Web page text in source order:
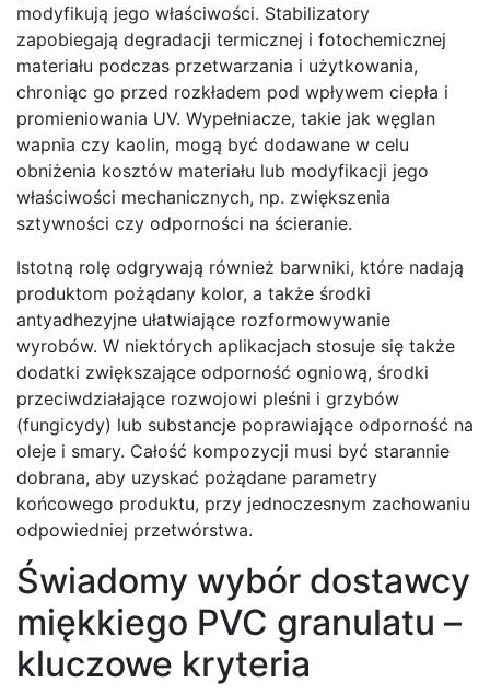
modyfikują jego właściwości. Stabilizatory
zapobiegają degradacji termicznej i fotochemicznej
materiału podczas przetwarzania i użytkowania,
chroniąc go przed rozkładem pod wpływem ciepła i
promieniowania UV. Wypełniacze, takie jak węglan
wapnia czy kaolin, mogą być dodawane w celu
obniżenia kosztów materiału lub modyfikacji jego
właściwości mechanicznych, np. zwiększenia
sztywności czy odporności na ścieranie.
Istotną rolę odgrywają również barwniki, które nadają
produktom pożądany kolor, a także środki
antyadhezyjne ułatwiające rozformowywanie
wyrobów. W niektórych aplikacjach stosuje się także
dodatki zwiększające odporność ogniową, środki
przeciwdziałające rozwojowi pleśni i grzybów
(fungicydy) lub substancje poprawiające odporność na
oleje i smary. Całość kompozycji musi być starannie
dobrana, aby uzyskać pożądane parametry
końcowego produktu, przy jednoczesnym zachowaniu
odpowiedniej przetwórstwa.
Świadomy wybór dostawcy
miękkiego PVC granulatu –
kluczowe kryteria